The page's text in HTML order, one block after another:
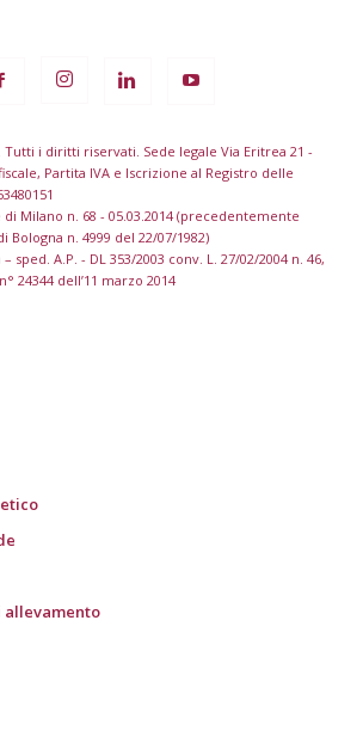
i diritti riservati. Sede legale Via Eritrea 21 -
Partita IVA e Iscrizione al Registro delle
Milano n. 68 - 05.03.2014 (precedentemente
Bologna n. 4999 del 22/07/1982)
sped. A.P. - DL 353/2003 conv. L. 27/02/2004 n. 46,
24344 dell’11 marzo 2014
allevamento